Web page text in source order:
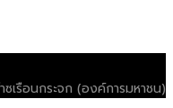
เรือนกระจก (องค์การมหาชน)